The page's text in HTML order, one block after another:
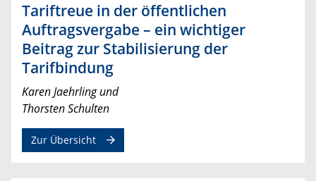
Tariftreue in der öffentlichen
Auftragsvergabe – ein wichtiger
Beitrag zur Stabilisierung der
Tarifbindung
Karen Jaehrling und
Thorsten Schulten
Zur Übersicht